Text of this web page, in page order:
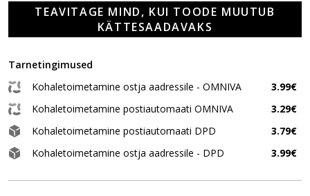
TEAVITAGE MIND, KUI TOODE MUUTUB
KÄTTESAADAVAKS
Tarnetingimused
Kohaletoimetamine ostja aadressile - OMNIVA
3.99€
Kohaletoimetamine postiautomaati OMNIVA
3.29€
Kohaletoimetamine postiautomaati DPD
3.79€
Kohaletoimetamine ostja aadressile - DPD
3.99€